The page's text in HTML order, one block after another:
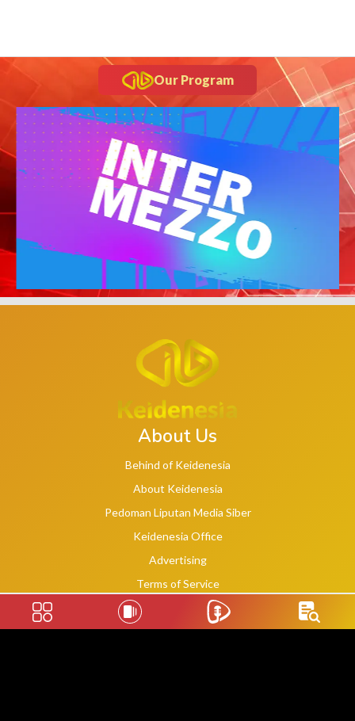
Our Program
About Us
Behind of Keidenesia
About Keidenesia
Pedoman Liputan Media Siber
Keidenesia Office
Advertising
Terms of Service
Privacy Policy
Social Links